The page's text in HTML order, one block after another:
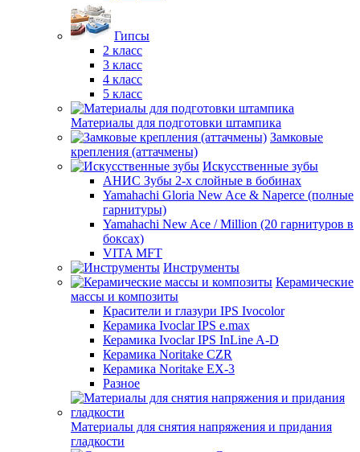
Гипсы
2 класс
3 класс
4 класс
5 класс
Материалы для подготовки штампика
Замковые
крепления (аттачмены)
Искусственные зубы
АНИС Зубы 2-х слойные в бобинах
Yamahachi Gloria New Ace & Naperce (полные
гарнитуры)
Yamahachi New Ace / Million (20 гарнитуров в
боксах)
VITA MFT
Инструменты
Керамические
массы и композиты
Красители и глазури IPS Ivocolor
Керамика Ivoclar IPS e.max
Керамика Ivoclar IPS InLine A-D
Керамика Noritake CZR
Керамика Noritake EX-3
Разное
Материалы для снятия напряжения и придания
гладкости